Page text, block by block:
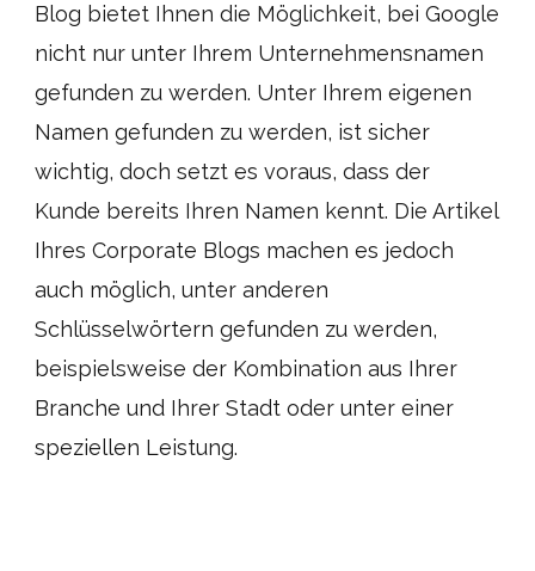
Blog bietet Ihnen die Möglichkeit, bei Google
nicht nur unter Ihrem Unternehmensnamen
gefunden zu werden. Unter Ihrem eigenen
Namen gefunden zu werden, ist sicher
wichtig, doch setzt es voraus, dass der
Kunde bereits Ihren Namen kennt. Die Artikel
Ihres Corporate Blogs machen es jedoch
auch möglich, unter anderen
Schlüsselwörtern gefunden zu werden,
beispielsweise der Kombination aus Ihrer
Branche und Ihrer Stadt oder unter einer
speziellen Leistung.